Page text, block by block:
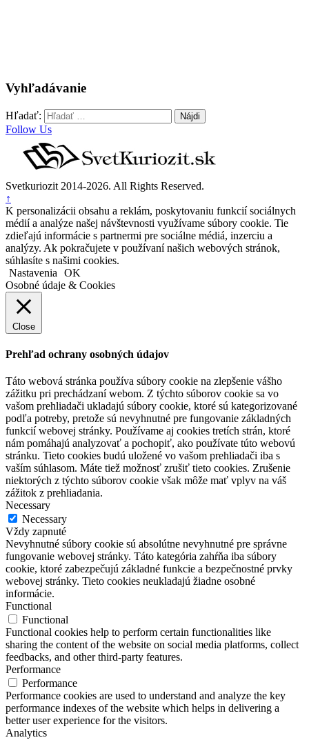
Vyhľadávanie
Hľadať:
Follow Us
Svetkuriozit 2014-2026. All Rights Reserved.
↑
K personalizácii obsahu a reklám, poskytovaniu funkcií sociálnych
médií a analýze našej návštevnosti využívame súbory cookie. Tie
zdieľajú informácie s partnermi pre sociálne médiá, inzerciu a
analýzy. Ak pokračujete v používaní našich webových stránok,
súhlasíte s našimi cookies.
Nastavenia
OK
Osobné údaje & Cookies
Close
Prehľad ochrany osobných údajov
Táto webová stránka používa súbory cookie na zlepšenie vášho
zážitku pri prechádzaní webom. Z týchto súborov cookie sa vo
vašom prehliadači ukladajú súbory cookie, ktoré sú kategorizované
podľa potreby, pretože sú nevyhnutné pre fungovanie základných
funkcií webovej stránky. Používame aj cookies tretích strán, ktoré
nám pomáhajú analyzovať a pochopiť, ako používate túto webovú
stránku. Tieto cookies budú uložené vo vašom prehliadači iba s
vaším súhlasom. Máte tiež možnosť zrušiť tieto cookies. Zrušenie
niektorých z týchto súborov cookie však môže mať vplyv na váš
zážitok z prehliadania.
Necessary
Necessary
Vždy zapnuté
Nevyhnutné súbory cookie sú absolútne nevyhnutné pre správne
fungovanie webovej stránky. Táto kategória zahŕňa iba súbory
cookie, ktoré zabezpečujú základné funkcie a bezpečnostné prvky
webovej stránky. Tieto cookies neukladajú žiadne osobné
informácie.
Functional
Functional
Functional cookies help to perform certain functionalities like
sharing the content of the website on social media platforms, collect
feedbacks, and other third-party features.
Performance
Performance
Performance cookies are used to understand and analyze the key
performance indexes of the website which helps in delivering a
better user experience for the visitors.
Analytics